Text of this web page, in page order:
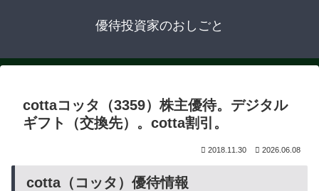
優待投資家のおしごと
cottaコッタ（3359）株主優待。デジタル
ギフト（交換先）。cotta割引。
2018.11.30 2026.06.08
cotta（コッタ）優待情報